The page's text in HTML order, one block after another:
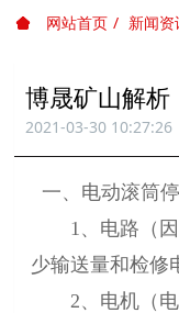
网站首页 新闻资
博晟矿山解
2021-03-30 10:27:26
一、电动滚筒
1、电路（因
少输送量和检修
2、电机（电